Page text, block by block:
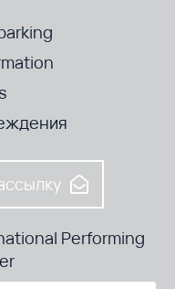
Performing